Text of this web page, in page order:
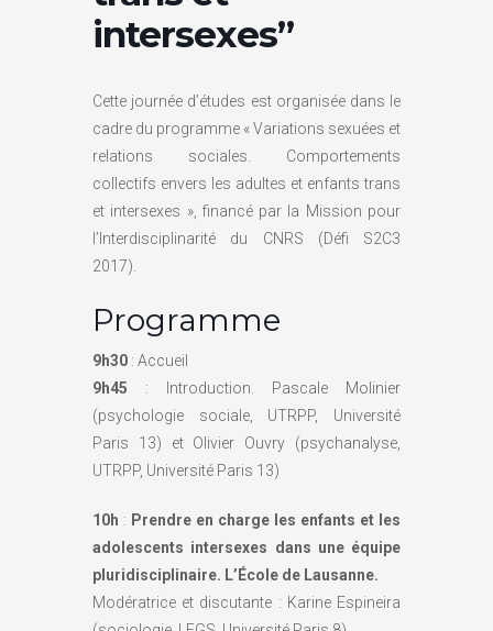
intersexes”
Cette journée d’études est organisée dans le
cadre du programme « Variations sexuées et
relations sociales. Comportements
collectifs envers les adultes et enfants trans
et intersexes », financé par la Mission pour
l’Interdisciplinarité du CNRS (Défi S2C3
2017).
Programme
9h30 : Accueil
9h45 : Introduction. Pascale Molinier
(psychologie sociale, UTRPP, Université
Paris 13) et Olivier Ouvry (psychanalyse,
UTRPP, Université Paris 13)
10h : Prendre en charge les enfants et les
adolescents intersexes dans une équipe
pluridisciplinaire. L’École de Lausanne.
Modératrice et discutante : Karine Espineira